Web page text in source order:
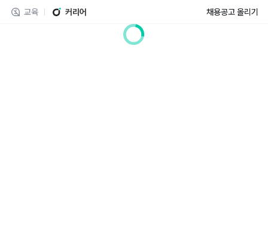
교육 커리어 채용공고 올리기